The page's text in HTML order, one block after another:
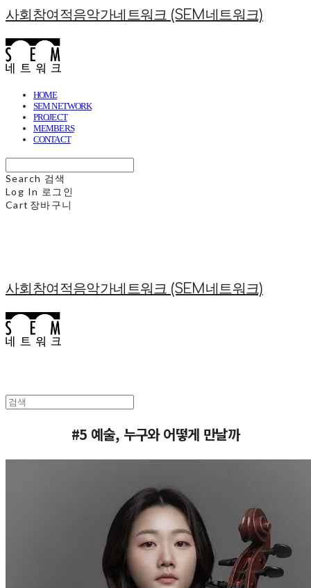
사회참여적음악가네트워크 (SEM네트워크)
HOME
SEM NETWORK
PROJECT
MEMBERS
CONTACT
Search 검색
Log In 로그인
Cart 장바구니
사회참여적음악가네트워크 (SEM네트워크)
#5 예술, 누구와 어떻게 만날까